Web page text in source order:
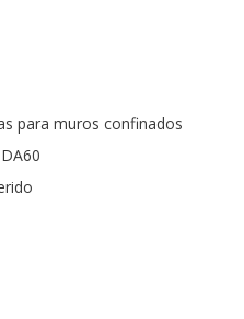
para muros confinados